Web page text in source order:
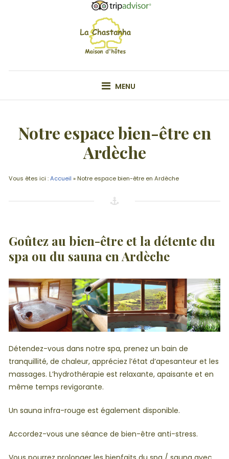
MENU
Notre espace bien-être en
Ardèche
Vous êtes ici :Accueil »Notre espace bien-être en Ardèche
Goûtez au bien-être et la détente du
spa ou du sauna en Ardèche
Détendez-vous dans notre spa, prenez un bain de
tranquillité, de chaleur, appréciez l’état d’apesanteur et les
massages. L’hydrothérapie est relaxante, apaisante et en
même temps revigorante.
Un sauna infra-rouge est également disponible.
Accordez-vous une séance de bien-être anti-stress.